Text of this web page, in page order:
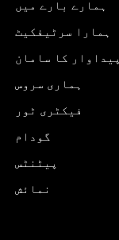
ہمارے بارے میں
ہمارا سرٹیفکیٹ
پیداوار کا سامان
ہماری سروس
فیکٹری ٹور
گودام
پیٹنٹس
نمائش